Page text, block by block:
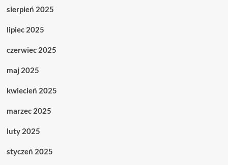
sierpień 2025
lipiec 2025
czerwiec 2025
maj 2025
kwiecień 2025
marzec 2025
luty 2025
styczeń 2025